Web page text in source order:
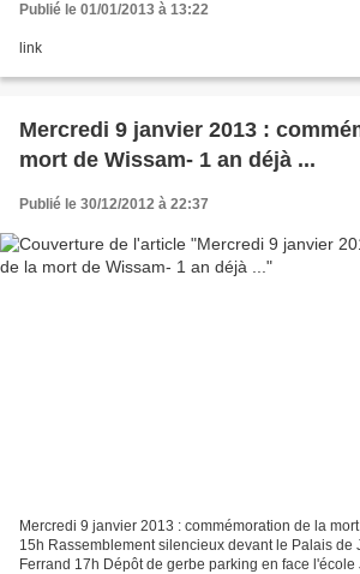
Publié le 01/01/2013 à 13:22
link
Mercredi 9 janvier 2013 :
mort de Wissam- 1 an déjà ...
Publié le 30/12/2012 à 22:37
Mercredi 9 janvier 2013 : commémoration de la mort
15h Rassemblement silencieux devant le Palais de
Ferrand 17h Dépôt de gerbe parking en face l'école